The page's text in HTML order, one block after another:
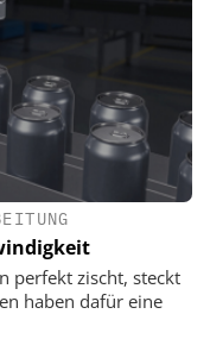
perfekt zischt, steckt
haben dafür eine